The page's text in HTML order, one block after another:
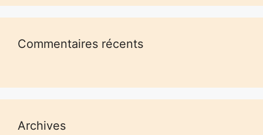
Commentaires récents
Archives